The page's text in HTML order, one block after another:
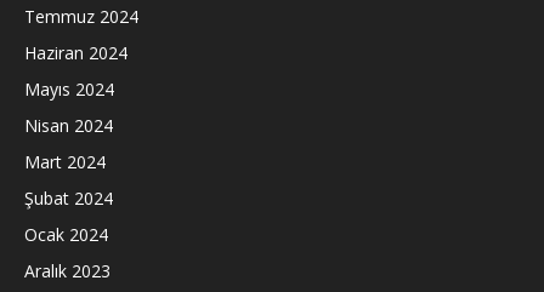
Temmuz 2024
Haziran 2024
Mayıs 2024
Nisan 2024
Mart 2024
Şubat 2024
Ocak 2024
Aralık 2023